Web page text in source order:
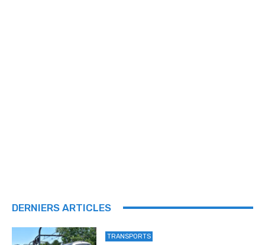
DERNIERS ARTICLES
TRANSPORTS